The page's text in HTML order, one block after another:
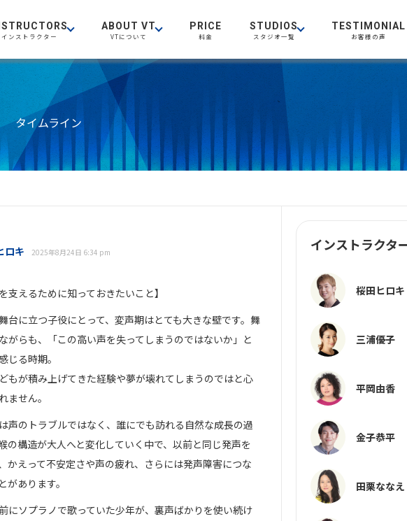
インストラクター
ABOUT VT
VTについて
PRICE
料金
STUDIOS
スタジオ一覧
TESTIMONIAL
お客様の声
タイムライン
ロキ 2025年8月24日 6:34 pm
支えるために知っておきたいこと】
台に立つ子役にとって、変声期はとても大きな壁です。舞
がらも、「この高い声を失ってしまうのではないか」と
じる時期。
もが積み上げてきた経験や夢が壊れてしまうのではと心
ません。
声のトラブルではなく、誰にでも訪れる自然な成長の過
の構造が大人へと変化していく中で、以前と同じ発声を
かえって不安定さや声の疲れ、さらには発声障害につな
があります。
にソプラノで歌っていた少年が、裏声ばかりを使い続け
インストラクタ
桜田ヒロキ
三浦優子
平岡由香
金子恭平
田栗ななえ